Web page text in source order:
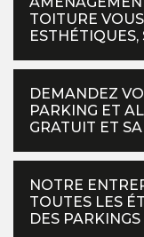
TOITURE
DEMANDEZ
PARKING ET
GRATUIT ET
NOTRE
TOUTES LES
DES